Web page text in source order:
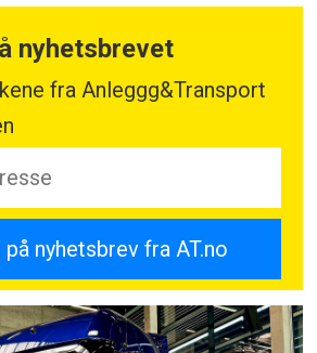
nyhetsbrevet
fra Anleggg&Transport